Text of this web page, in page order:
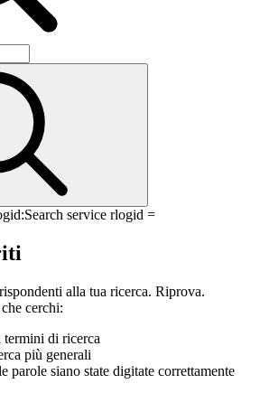
Search service rlogid =
alla tua ricerca. Riprova.
cerchi:
termini di ricerca
più generali
parole siano state digitate correttamente